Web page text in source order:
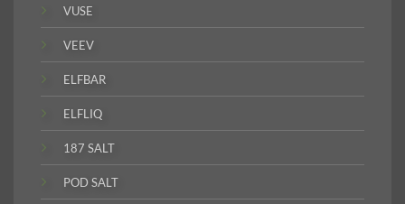
VUSE
VEEV
ELFBAR
ELFLIQ
187 SALT
POD SALT